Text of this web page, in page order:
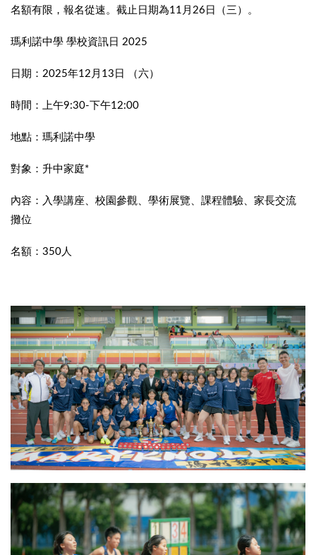
名額有限，報名從速。截止日期為11月26日（三）。
瑪利諾中學 學校資訊日 2025
日期：2025年12月13日 （六）
時間：上午9:30-下午12:00
地點：瑪利諾中學
對象：升中家庭*
內容：入學講座、校園參觀、學術展覽、課程體驗、家長交流
攤位
名額：350人